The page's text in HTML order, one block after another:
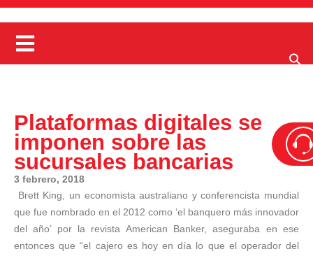
Plataformas digitales se
imponen sobre las
sucursales bancarias
3 febrero, 2018
Brett King, un economista australiano y conferencista mundial
que fue nombrado en el 2012 como ‘el banquero más innovador
del año’ por la revista American Banker, aseguraba en ese
entonces que “el cajero es hoy en día lo que el operador del